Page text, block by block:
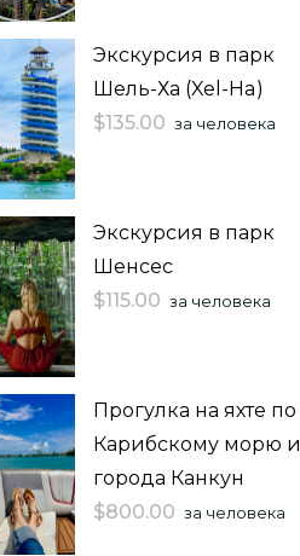
Экскурсия в парк
Шель-Ха (Xel-Ha)
$135.00 за человека
Экскурсия в парк
Шенсес
$115.00 за человека
Прогулка на яхте по
Карибскому морю
города Канкун
$800.00 за человека